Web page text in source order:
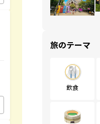
旅のテーマ
飲食